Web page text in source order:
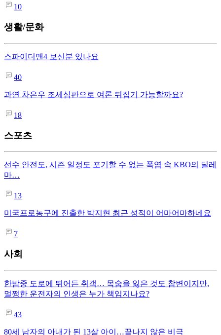
10
생활/문화
스파이더맨4 보신분 있나요
40
과연 차은우 조세심판으로 여론 뒤집기 가능할까요?
18
스포츠
선수 안전도, 시즌 일정도 포기할 수 없는 폭염 속 KBO의 딜레
마…
13
미국프로농구에 진출한 박지현 최근 성적이 어마어마하네요
7
사회
한밤중 도로에 뛰어든 취객… 목숨을 잃은 것도 참변이지만,
멀쩡한 운전자의 인생은 누가 책임지나요?
43
80세 남자의 아내가 된 13살 아이…끝나지 않은 비극